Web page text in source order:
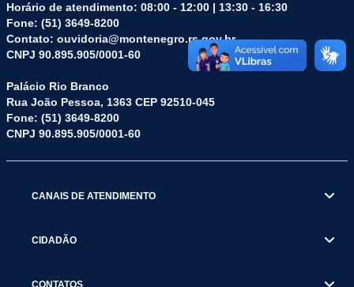
Horário de atendimento: 08:00 - 12:00 | 13:30 - 16:30
Fone: (51) 3649-8200
Contato: ouvidoria@montenegro.rs.gov.br
CNPJ 90.895.905/0001-60
Palácio Rio Branco
Rua João Pessoa, 1363 CEP 92510-045
Fone: (51) 3649-8200
CNPJ 90.895.905/0001-60
CANAIS DE ATENDIMENTO
CIDADÃO
CONTATOS